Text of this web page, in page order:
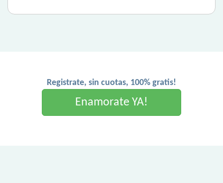
Registrate, sin cuotas, 100% gratis!
Enamorate YA!